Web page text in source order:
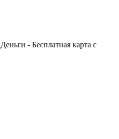
- Бесплатная карта с